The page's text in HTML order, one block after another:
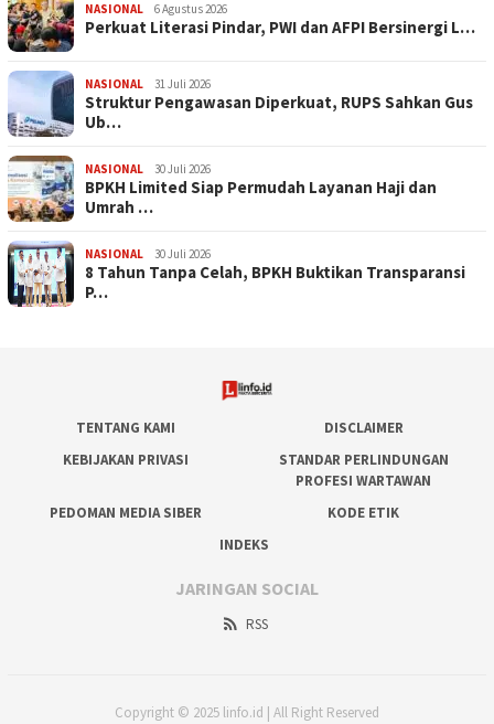
NASIONAL 6 Agustus 2026
Perkuat Literasi Pindar, PWI dan AFPI Bersinergi L…
NASIONAL 31 Juli 2026
​Struktur Pengawasan Diperkuat, RUPS Sahkan Gus
Ub…
NASIONAL 30 Juli 2026
BPKH Limited Siap Permudah Layanan Haji dan
Umrah …
NASIONAL 30 Juli 2026
​8 Tahun Tanpa Celah, BPKH Buktikan Transparansi
P…
TENTANG KAMI
DISCLAIMER
KEBIJAKAN PRIVASI
STANDAR PERLINDUNGAN
PROFESI WARTAWAN
PEDOMAN MEDIA SIBER
KODE ETIK
INDEKS
JARINGAN SOCIAL
RSS
Copyright © 2025 linfo.id | All Right Reserved